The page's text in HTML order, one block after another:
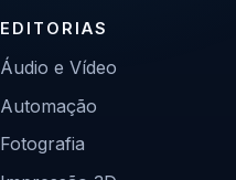
EDITORIAS
Áudio e Vídeo
Automação
Fotografia